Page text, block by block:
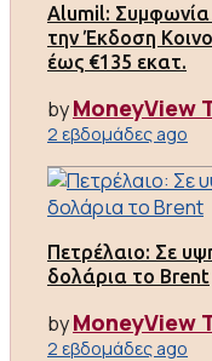
Alumil: Συμφωνία
την Έκδοση
έως €135 εκατ.
byMoneyView
2 εβδομάδες ago
Πετρέλαιο: Σε
δολάρια το Brent
byMoneyView
2 εβδομάδες ago